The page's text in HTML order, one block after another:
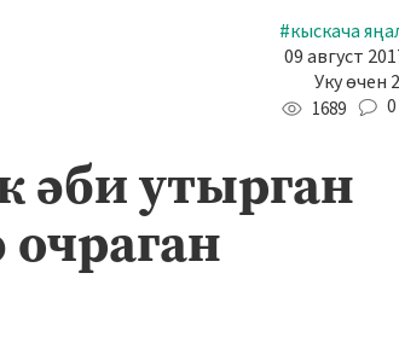
#кыскача
09 август
Уку өчен
1689 0
әби утырган